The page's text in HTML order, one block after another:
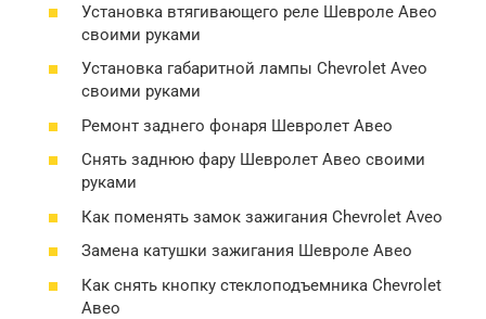
Установка втягивающего реле Шевроле Авео
своими руками
Установка габаритной лампы Chevrolet Aveo
своими руками
Ремонт заднего фонаря Шевролет Авео
Снять заднюю фару Шевролет Авео своими
руками
Как поменять замок зажигания Chevrolet Aveo
Замена катушки зажигания Шевроле Авео
Как снять кнопку стеклоподъемника Chevrolet
Авео